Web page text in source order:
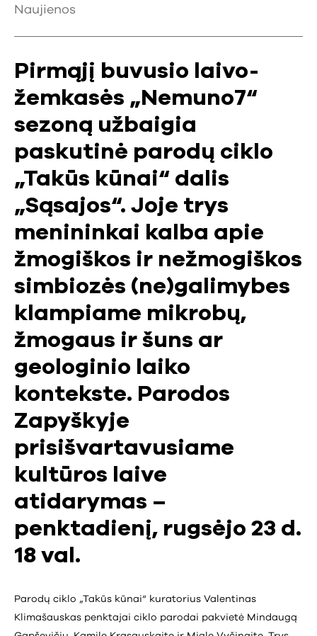
Naujienos
Pirmąjį buvusio laivo-
žemkasės „Nemuno7“
sezoną užbaigia
paskutinė parodų ciklo
„Takūs kūnai“ dalis
„Sąsajos“. Joje trys
menininkai kalba apie
žmogiškos ir nežmogiškos
simbiozės (ne)galimybes
klampiame mikrobų,
žmogaus ir šuns ar
geologinio laiko
kontekste. Parodos
Zapyškyje
prisišvartavusiame
kultūros laive
atidarymas –
penktadienį, rugsėjo 23 d.
18 val.
Parodų ciklo „Takūs kūnai“ kuratorius Valentinas
Klimašauskas penktajai ciklo parodai pakvietė Mindaugą